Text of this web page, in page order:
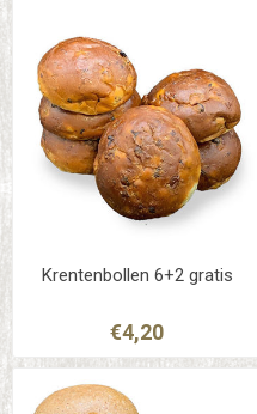
Krentenbollen 6+2 gratis
€4,20